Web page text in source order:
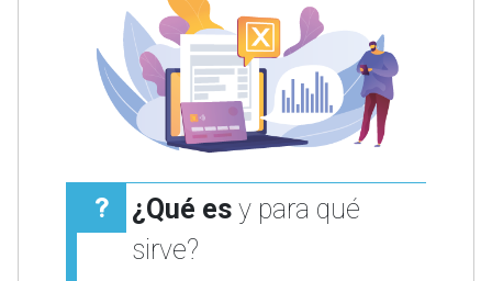
¿Qué esy para qué
sirve?